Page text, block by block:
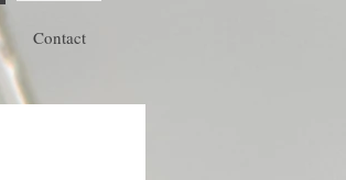
Contact